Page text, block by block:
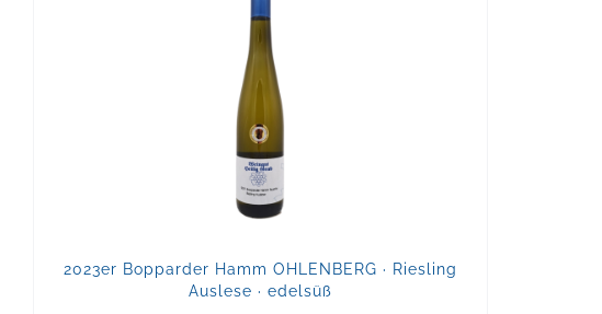
2023er Bopparder Hamm OHLENBERG · Riesling
Auslese · edelsüß